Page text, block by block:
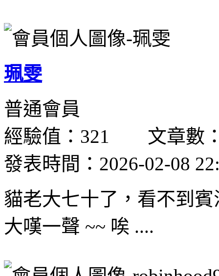
珮雯
普通會員
經驗值：321 文章數
發表時間：2026-02-08
貓老大七十了，看不到
大嘆一聲 ~~ 唉 ....